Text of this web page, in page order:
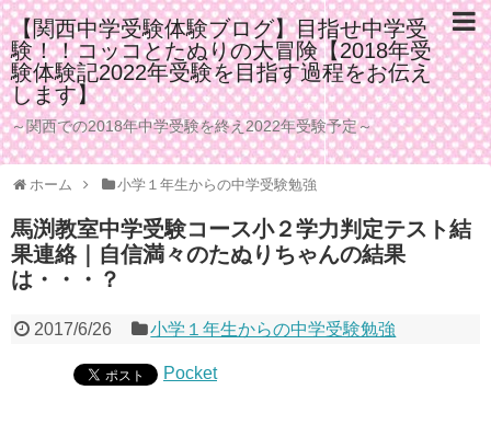
【関西中学受験体験ブログ】目指せ中学受
験！！コッコとたぬりの大冒険【2018年受
験体験記2022年受験を目指す過程をお伝え
します】
～関西での2018年中学受験を終え2022年受験予定～
ホーム 小学１年生からの中学受験勉強
馬渕教室中学受験コース小２学力判定テスト結
果連絡｜自信満々のたぬりちゃんの結果
は・・・？
2017/6/26 小学１年生からの中学受験勉強
Pocket